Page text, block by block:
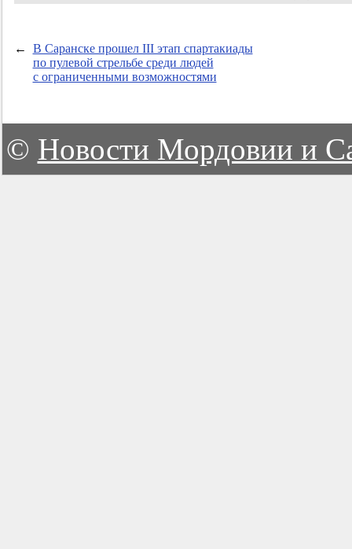
←
В Саранске прошел III этап спартакиады
по пулевой стрельбе среди людей
с ограниченными возможностями
© Новости Мордовии и